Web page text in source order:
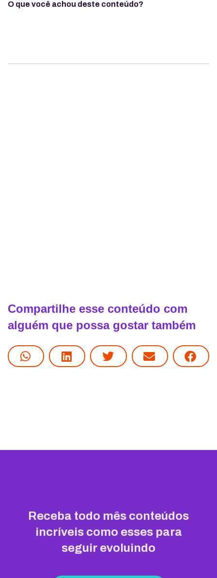
O que você achou deste conteúdo?
Compartilhe esse conteúdo com
alguém que possa gostar também
Receba todo mês conteúdos
incríveis como esses para
seguir evoluindo